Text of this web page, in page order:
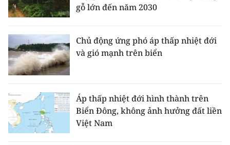
gỗ lớn đến năm 2030
Chủ động ứng phó áp thấp nhiệt đới
và gió mạnh trên biển
Áp thấp nhiệt đới hình thành trên
Biển Đông, không ảnh hưởng đất liền
Việt Nam